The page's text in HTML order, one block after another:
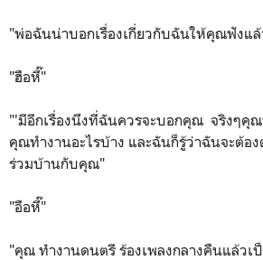
"พ่อฉันน่าบอกเรื่องเกี่ยวกับฉันให้คุณฟังแ
"ฮือหึ๊"
"'มีอีกเรื่องนึงที่ฉันควรจะบอกคุณ จริงๆคุ
คุณทำงานอะไรบ้าง และฉันก็รู้ว่าฉันจะต้อ
ร่วมบ้านกับคุณ"
"อือหึ๊"
"คุณ ทำงานดนตรี ร้องเพลงกลางคืนแล้วเ